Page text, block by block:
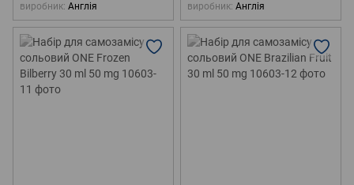
виробник Англія
виробник Англія